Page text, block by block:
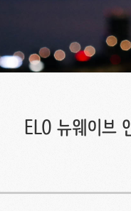
ELO 뉴웨이브